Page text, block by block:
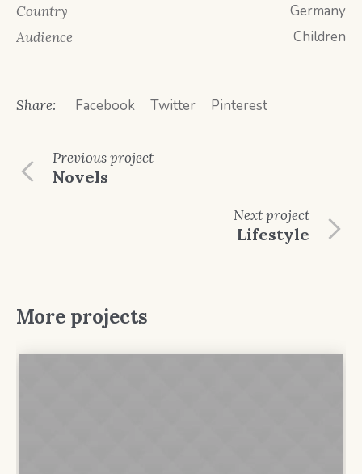
Country Germany
Audience Children
Share: Facebook Twitter Pinterest
Previousproject
Novels
Nextproject
Lifestyle
More projects